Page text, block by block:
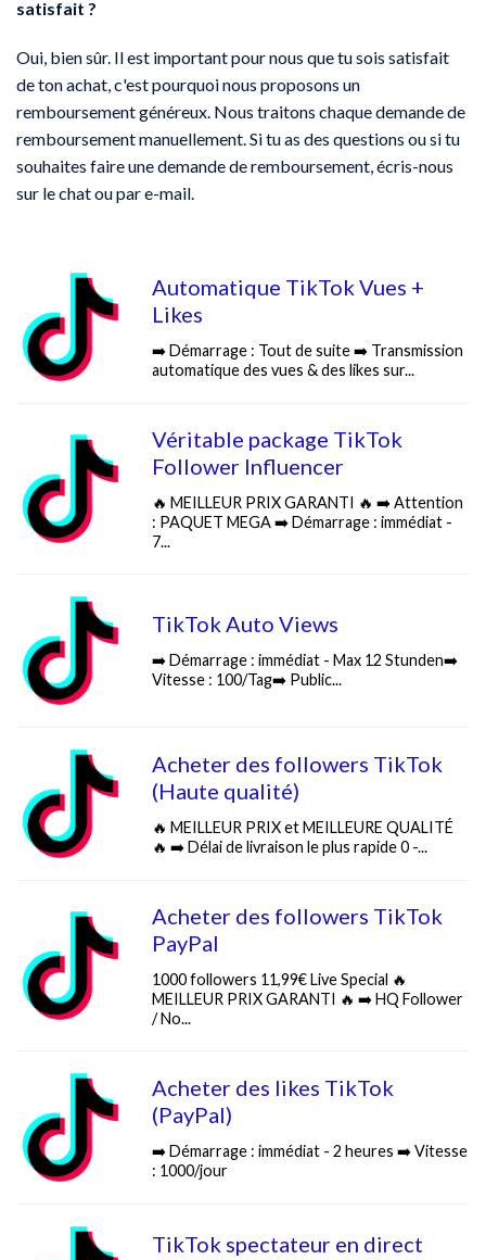
satisfait ?
Oui, bien sûr. Il est important pour nous que tu sois satisfait
de ton achat, c'est pourquoi nous proposons un
remboursement généreux. Nous traitons chaque demande de
remboursement manuellement. Si tu as des questions ou si tu
souhaites faire une demande de remboursement, écris-nous
sur le chat ou par e-mail.
Automatique TikTok Vues +
Likes
➡️ Démarrage : Tout de suite ➡️ Transmission
automatique des vues & des likes sur...
Véritable package TikTok
Follower Influencer
🔥 MEILLEUR PRIX GARANTI 🔥 ➡️ Attention
: PAQUET MEGA ➡️ Démarrage : immédiat -
7...
TikTok Auto Views
➡️ Démarrage : immédiat - Max 12 Stunden➡️
Vitesse : 100/Tag➡️ Public...
Acheter des followers TikTok
(Haute qualité)
🔥 MEILLEUR PRIX et MEILLEURE QUALITÉ
🔥 ➡️ Délai de livraison le plus rapide 0 -...
Acheter des followers TikTok
PayPal
1000 followers 11,99€ Live Special 🔥
MEILLEUR PRIX GARANTI 🔥 ➡️ HQ Follower
/ No...
Acheter des likes TikTok
(PayPal)
➡️ Démarrage : immédiat - 2 heures ➡️ Vitesse
: 1000/jour
TikTok spectateur en direct